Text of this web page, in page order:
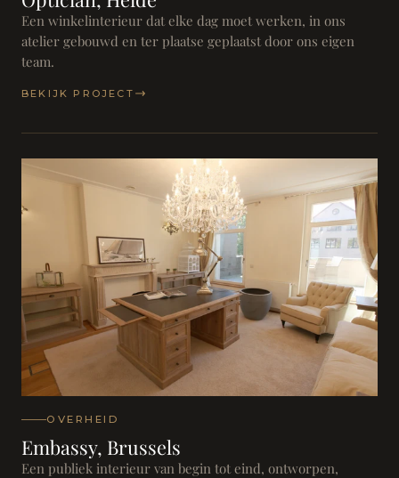
Een winkelinterieur dat elke dag moet werken, in ons
atelier gebouwd en ter plaatse geplaatst door ons eigen
team.
BEKIJK PROJECT
OVERHEID
Embassy, Brussels
Een publiek interieur van begin tot eind, ontworpen,